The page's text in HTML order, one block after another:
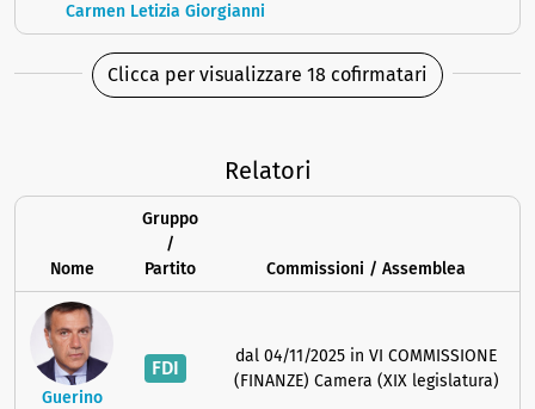
Carmen Letizia Giorgianni
Clicca per visualizzare 18 cofirmatari
Relatori
Nome
Gruppo
/
Partito
Commissioni / Assemblea
Guerino
FDI
dal 04/11/2025 in VI COMMISSIONE
(FINANZE) Camera (XIX legislatura)